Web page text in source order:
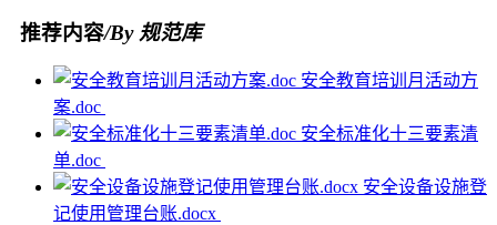
推荐内容/By 规范库
安全教育培训月活动方
案.doc
安全标准化十三要素清
单.doc
安全设备设施登
记使用管理台账.docx